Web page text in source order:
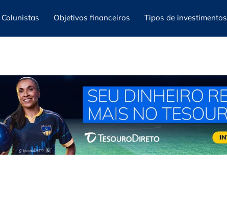
Colunistas Objetivos financeiros Tipos de investimentos